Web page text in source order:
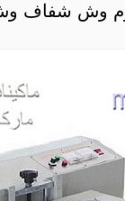
وش شفاف وش